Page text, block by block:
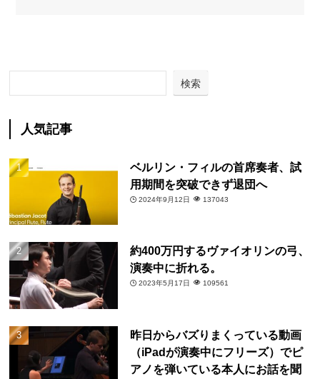
検索
人気記事
ベルリン・フィルの首席奏者、試
用期間を突破できず退団へ
2024年9月12日 137043
約400万円するヴァイオリンの弓、
演奏中に折れる。
2023年5月17日 109561
昨日からバズりまくっている動画
（iPadが演奏中にフリーズ）でピ
アノを弾いている本人にお話を聞